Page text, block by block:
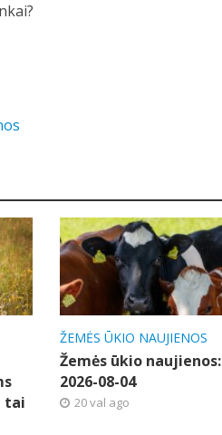
tai
ŽEMĖS ŪKIO NAUJIENOS
Žemės ūkio naujienos:
2026-08-04
20 val ago